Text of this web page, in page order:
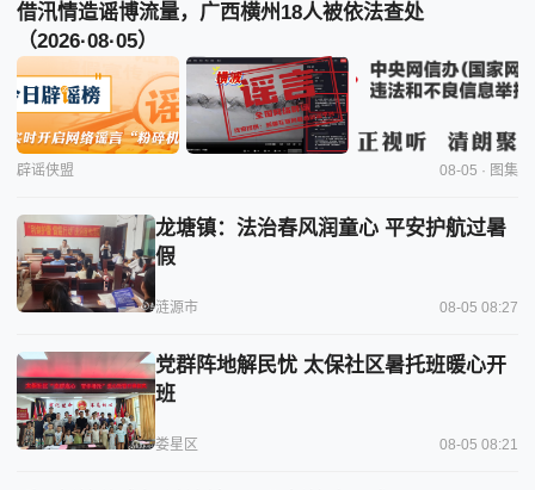
借汛情造谣博流量，广西横州18人被依法查处
（2026·08·05）
辟谣侠盟 08-05 · 图集
龙塘镇：法治春风润童心 平安护航过暑
假
涟源市 08-05 08:27
党群阵地解民忧 太保社区暑托班暖心开
班
娄星区 08-05 08:21